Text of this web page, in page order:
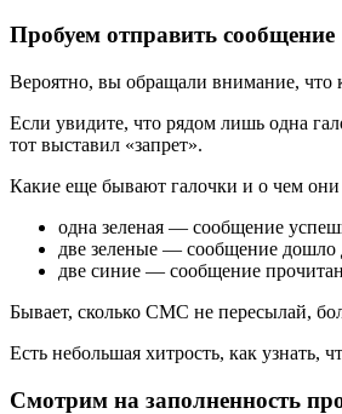
Пробуем отправить сообщение
Вероятно, вы обращали внимание, что
Если увидите, что рядом лишь одна
тот выставил «запрет».
Какие еще бывают галочки и о чем они
одна зеленая — сообщение
две зеленые — сообщение дошло
две синие — сообщение
Бывает, сколько СМС не пересылай,
Есть небольшая хитрость, как узнать,
Смотрим на заполненность